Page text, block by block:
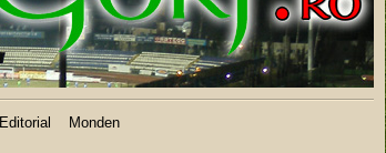
Editorial Monden